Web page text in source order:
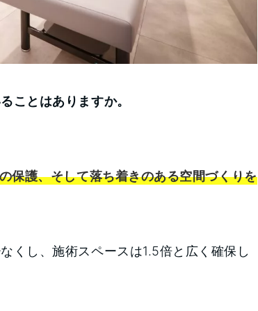
ことはありますか。
保護、そして落ち着きのある空間づくりを
くし、施術スペースは1.5倍と広く確保し